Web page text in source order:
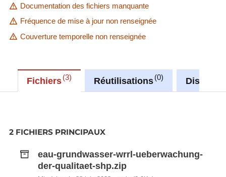
Documentation des fichiers manquante
Fréquence de mise à jour non renseignée
Couverture temporelle non renseignée
Fichiers 3 Réutilisations 0
2 FICHIERS PRINCIPAUX
eau-grundwasser-wrrl-ueberwachung-
der-qualitaet-shp.zip